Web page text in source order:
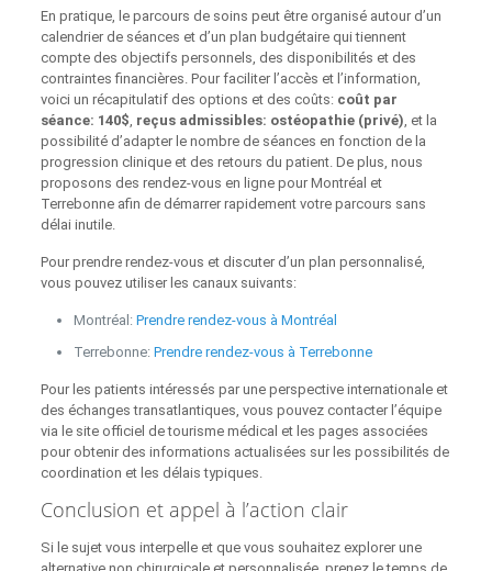
En pratique, le parcours de soins peut être organisé autour d’un
calendrier de séances et d’un plan budgétaire qui tiennent
compte des objectifs personnels, des disponibilités et des
contraintes financières. Pour faciliter l’accès et l’information,
voici un récapitulatif des options et des coûts: coût par
séance: 140$, reçus admissibles: ostéopathie (privé), et la
possibilité d’adapter le nombre de séances en fonction de la
progression clinique et des retours du patient. De plus, nous
proposons des rendez‑vous en ligne pour Montréal et
Terrebonne afin de démarrer rapidement votre parcours sans
délai inutile.
Pour prendre rendez‑vous et discuter d’un plan personnalisé,
vous pouvez utiliser les canaux suivants:
Montréal: Prendre rendez‑vous à Montréal
Terrebonne: Prendre rendez‑vous à Terrebonne
Pour les patients intéressés par une perspective internationale et
des échanges transatlantiques, vous pouvez contacter l’équipe
via le site officiel de tourisme médical et les pages associées
pour obtenir des informations actualisées sur les possibilités de
coordination et les délais typiques.
Conclusion et appel à l’action clair
Si le sujet vous interpelle et que vous souhaitez explorer une